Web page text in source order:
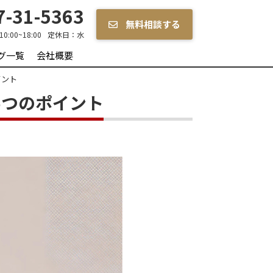
31-5363
10:00~18:00 定休日： 水
無料相談する
一覧 会社概要
ト
のポイント